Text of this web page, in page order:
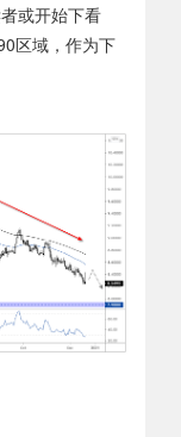
或开始下看
区域，作为下